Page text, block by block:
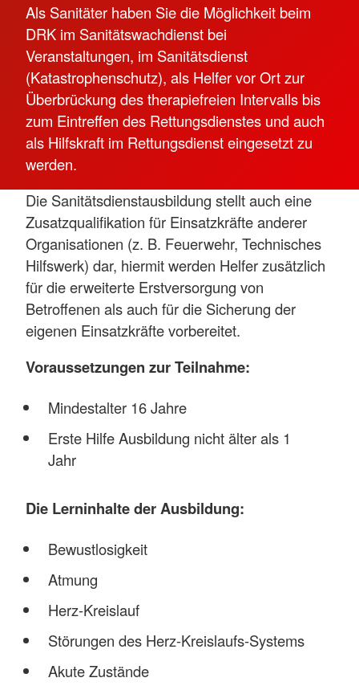
Als Sanitäter haben Sie die Möglichkeit beim
DRK im Sanitätswachdienst bei
Veranstaltungen, im Sanitätsdienst
(Katastrophenschutz), als Helfer vor Ort zur
Überbrückung des therapiefreien Intervalls bis
zum Eintreffen des Rettungsdienstes und auch
als Hilfskraft im Rettungsdienst eingesetzt zu
werden.
Die Sanitätsdienstausbildung stellt auch eine
Zusatzqualifikation für Einsatzkräfte anderer
Organisationen (z. B. Feuerwehr, Technisches
Hilfswerk) dar, hiermit werden Helfer zusätzlich
für die erweiterte Erstversorgung von
Betroffenen als auch für die Sicherung der
eigenen Einsatzkräfte vorbereitet.
Voraussetzungen zur Teilnahme:
Mindestalter 16 Jahre
Erste Hilfe Ausbildung nicht älter als 1
Jahr
Die Lerninhalte der Ausbildung:
Bewustlosigkeit
Atmung
Herz-Kreislauf
Störungen des Herz-Kreislaufs-Systems
Akute Zustände